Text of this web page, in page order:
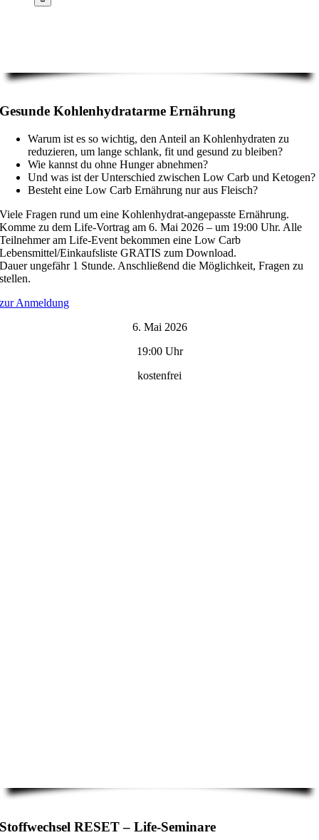
Gesunde Kohlenhydratarme Ernährung
Warum ist es so wichtig, den Anteil an Kohlenhydraten zu
reduzieren, um lange schlank, fit und gesund zu bleiben?
Wie kannst du ohne Hunger abnehmen?
Und was ist der Unterschied zwischen Low Carb und Ketogen?
Besteht eine Low Carb Ernährung nur aus Fleisch?
Viele Fragen rund um eine Kohlenhydrat-angepasste Ernährung.
Komme zu dem Life-Vortrag am 6. Mai 2026 – um 19:00 Uhr. Alle
Teilnehmer am Life-Event bekommen eine Low Carb
Lebensmittel/Einkaufsliste GRATIS zum Download.
Dauer ungefähr 1 Stunde. Anschließend die Möglichkeit, Fragen zu
stellen.
zur Anmeldung
6. Mai 2026
19:00 Uhr
kostenfrei
Stoffwechsel RESET – Life-Seminare